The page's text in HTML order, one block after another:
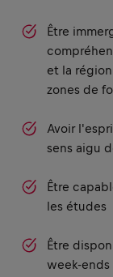
Être
et la
zones de
Avoir
sens aigu
Être
les études
Être
week-ends